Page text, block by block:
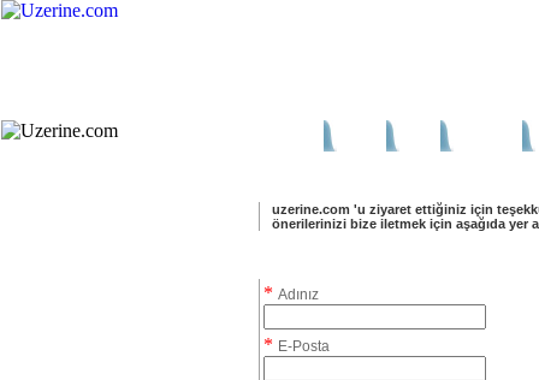
uzerine.com 'u ziyaret ettiğiniz için
önerilerinizi bize iletmek için aşağıda yer
* Adınız
* E-Posta